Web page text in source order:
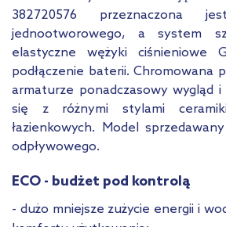
382720576 przeznaczona
jednootworowego, a system
elastyczne wężyki ciśnieniowe
podłączenie baterii. Chromowana
armaturze ponadczasowy wygląd
się z różnymi stylami
łazienkowych. Model
odpływowego.
ECO - budżet pod kontrolą
- dużo mniejsze zużycie energii i